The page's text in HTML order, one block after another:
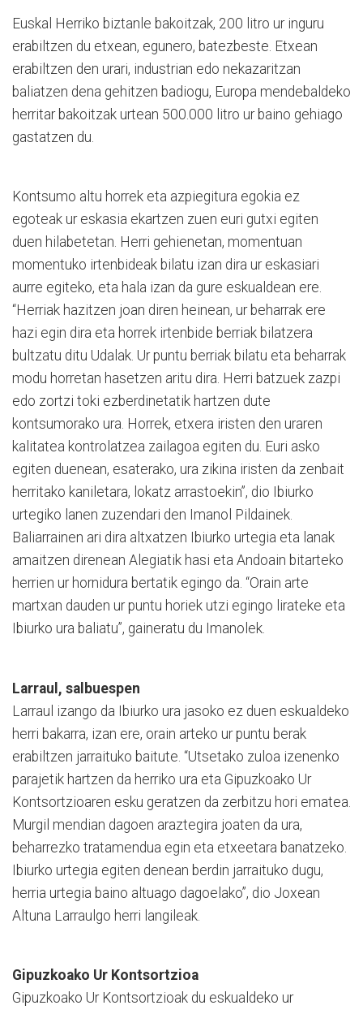
Euskal Herriko biztanle bakoitzak, 200 litro ur inguru
erabiltzen du etxean, egunero, batezbeste. Etxean
erabiltzen den urari, industrian edo nekazaritzan
baliatzen dena gehitzen badiogu, Europa mendebaldeko
herritar bakoitzak urtean 500.000 litro ur baino gehiago
gastatzen du.
Kontsumo altu horrek eta azpiegitura egokia ez
egoteak ur eskasia ekartzen zuen euri gutxi egiten
duen hilabetetan. Herri gehienetan, momentuan
momentuko irtenbideak bilatu izan dira ur eskasiari
aurre egiteko, eta hala izan da gure eskualdean ere.
“Herriak hazitzen joan diren heinean, ur beharrak ere
hazi egin dira eta horrek irtenbide berriak bilatzera
bultzatu ditu Udalak. Ur puntu berriak bilatu eta beharrak
modu horretan hasetzen aritu dira. Herri batzuek zazpi
edo zortzi toki ezberdinetatik hartzen dute
kontsumorako ura. Horrek, etxera iristen den uraren
kalitatea kontrolatzea zailagoa egiten du. Euri asko
egiten duenean, esaterako, ura zikina iristen da zenbait
herritako kaniletara, lokatz arrastoekin”, dio Ibiurko
urtegiko lanen zuzendari den Imanol Pildainek.
Baliarrainen ari dira altxatzen Ibiurko urtegia eta lanak
amaitzen direnean Alegiatik hasi eta Andoain bitarteko
herrien ur hornidura bertatik egingo da. “Orain arte
martxan dauden ur puntu horiek utzi egingo lirateke eta
Ibiurko ura baliatu”, gaineratu du Imanolek.
Larraul, salbuespen
Larraul izango da Ibiurko ura jasoko ez duen eskualdeko
herri bakarra, izan ere, orain arteko ur puntu berak
erabiltzen jarraituko baitute. “Utsetako zuloa izenenko
parajetik hartzen da herriko ura eta Gipuzkoako Ur
Kontsortzioaren esku geratzen da zerbitzu hori ematea.
Murgil mendian dagoen araztegira joaten da ura,
beharrezko tratamendua egin eta etxeetara banatzeko.
Ibiurko urtegia egiten denean berdin jarraituko dugu,
herria urtegia baino altuago dagoelako”, dio Joxean
Altuna Larraulgo herri langileak.
Gipuzkoako Ur Kontsortzioa
Gipuzkoako Ur Kontsortzioak du eskualdeko ur